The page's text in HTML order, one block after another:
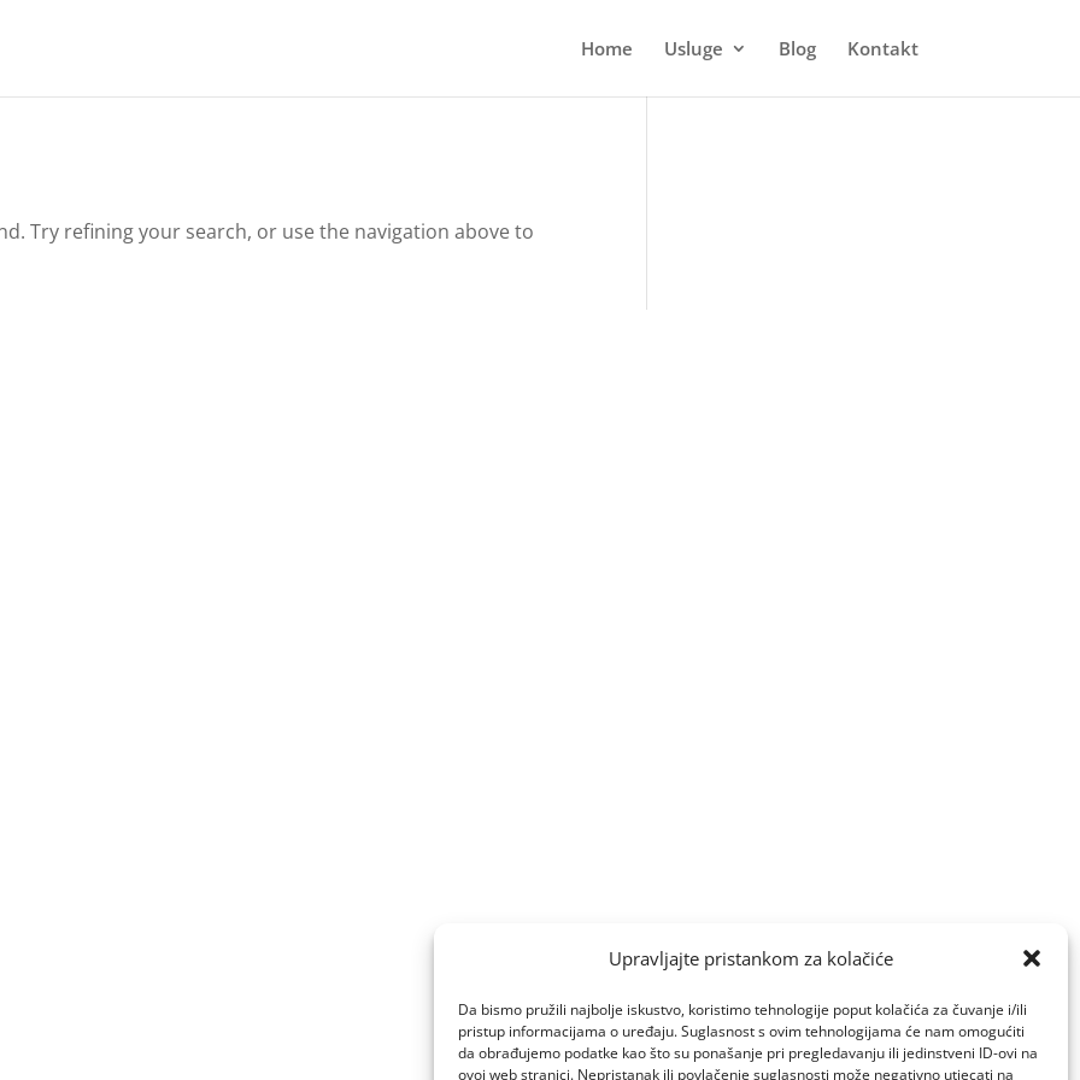
Upravljajte pristankom za kolačiće
Da bismo pružili najbolje iskustvo, koristimo tehnologije poput kolačića za čuvanje i/ili
pristup informacijama o uređaju. Suglasnost s ovim tehnologijama će nam omogućiti
da obrađujemo podatke kao što su ponašanje pri pregledavanju ili jedinstveni ID-ovi na
ovoj web stranici. Nepristanak ili povlačenje suglasnosti može negativno utjecati na
Home Usluge Blog Kontakt
Try refining your search, or use the navigation above to